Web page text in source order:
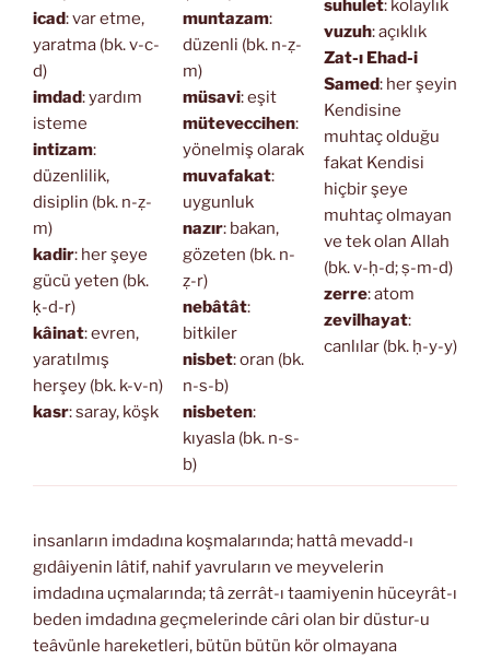
icad: var etme,
yaratma (bk. v-c-
d)
imdad: yardım
isteme
intizam:
düzenlilik,
disiplin (bk. n-ẓ-
m)
kadir: her şeye
gücü yeten (bk.
ḳ-d-r)
kâinat: evren,
yaratılmış
herşey (bk. k-v-n)
kasr: saray, köşk
muntazam:
düzenli (bk. n-ẓ-
m)
müsavi: eşit
müteveccihen:
yönelmiş olarak
muvafakat:
uygunluk
nazır: bakan,
gözeten (bk. n-
ẓ-r)
nebâtât:
bitkiler
nisbet: oran (bk.
n-s-b)
nisbeten:
kıyasla (bk. n-s-
b)
suhulet: kolaylık
vuzuh: açıklık
Zat-ı Ehad-i
Samed: her şeyin
Kendisine
muhtaç olduğu
fakat Kendisi
hiçbir şeye
muhtaç olmayan
ve tek olan Allah
(bk. v-ḥ-d; ṣ-m-d)
zerre: atom
zevilhayat:
canlılar (bk. ḥ-y-y)
insanların imdadına koşmalarında; hattâ mevadd-ı
gıdâiyenin lâtif, nahif yavruların ve meyvelerin
imdadına uçmalarında; tâ zerrât-ı taamiyenin hüceyrât-ı
beden imdadına geçmelerinde câri olan bir düstur-u
teâvünle hareketleri, bütün bütün kör olmayana